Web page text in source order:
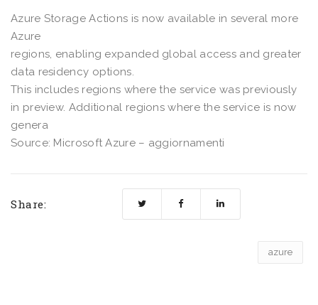
Azure Storage Actions is now available in several more
Azure
regions, enabling expanded global access and greater
data residency options.
This includes regions where the service was previously
in preview. Additional regions where the service is now
genera
Source: Microsoft Azure – aggiornamenti
Share:
azure